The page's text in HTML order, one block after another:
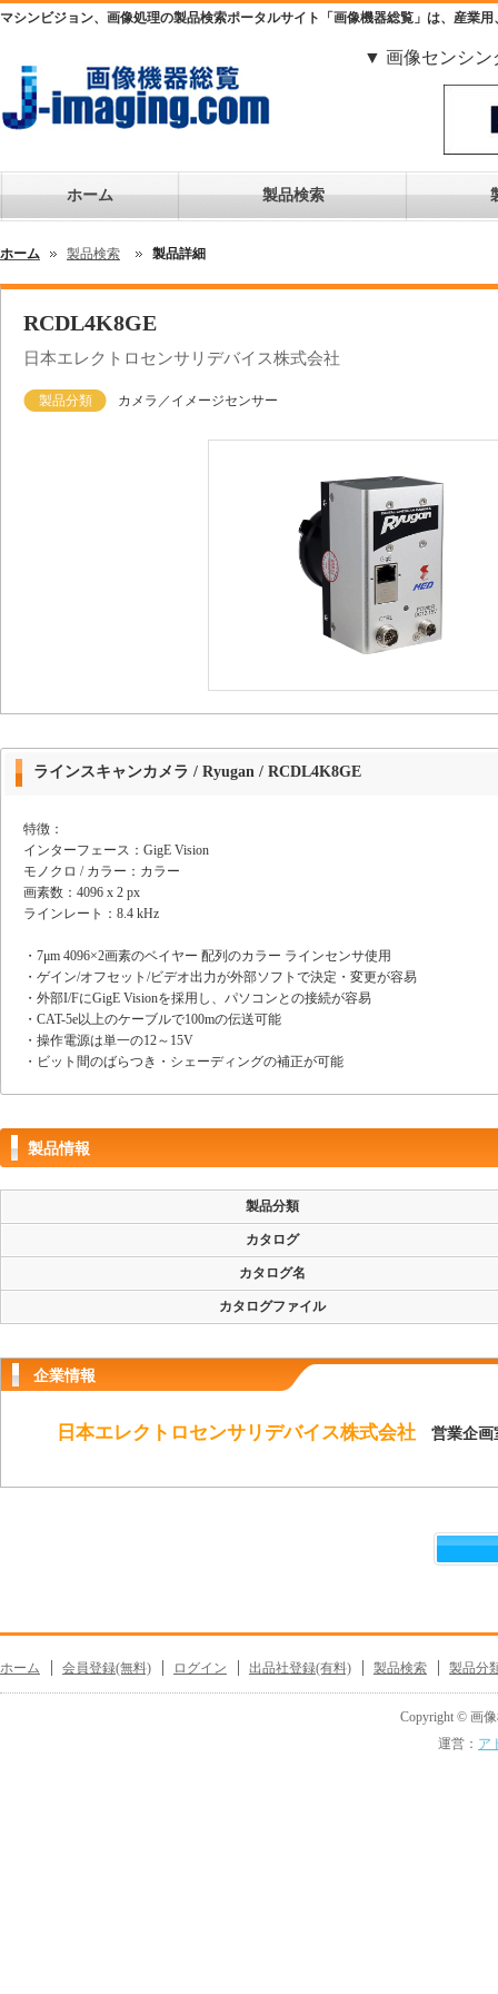
マシンビジョン、画像処理の製品検索ポータルサイト「画像機器総覧」は、産業
▼ 画像センシ
ホーム 製品検索
ホーム 製品検索 製品詳細
RCDL4K8GE
日本エレクトロセンサリデバイス株式会社
製品分類 カメラ／イメージセンサー
ラインスキャンカメラ / Ryugan / RCDL4K8GE
特徴：
インターフェース：GigE Vision
モノクロ / カラー：カラー
画素数：4096 x 2 px
ラインレート：8.4 kHz
・7μm 4096×2画素のベイヤー 配列のカラー ラインセンサ使用
・ゲイン/オフセット/ビデオ出力が外部ソフトで決定・変更が容易
・外部I/FにGigE Visionを採用し、パソコンとの接続が容易
・CAT-5e以上のケーブルで100mの伝送可能
・操作電源は単一の12～15V
・ビット間のばらつき・シェーディングの補正が可能
製品情報
製品分類
カタログ
カタログ名
カタログファイル
企業情報
日本エレクトロセンサリデバイス株式会社 営業企画
ホーム 会員登録(無料) ログイン 出品社登録(有料) 製品検索 製品分
Copyright © 画像
運営： ア